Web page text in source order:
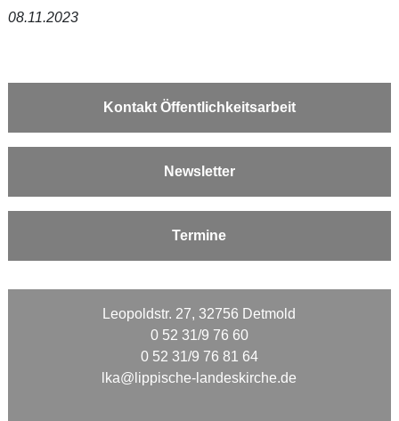
08.11.2023
Kontakt Öffentlichkeitsarbeit
Newsletter
Termine
Leopoldstr. 27, 32756 Detmold
0 52 31/9 76 60
0 52 31/9 76 81 64
lka@lippische-landeskirche.de